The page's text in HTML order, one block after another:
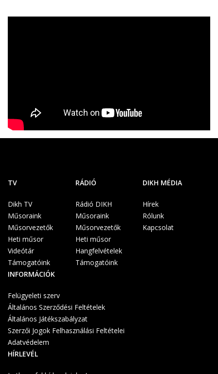
TV
Dikh TV
Műsoraink
Műsorvezetők
Heti műsor
Videótár
Támogatóink
RÁDIÓ
Rádió DIKH
Műsoraink
Műsorvezetők
Heti műsor
Hangfelvételek
Támogatóink
DIKH MÉDIA
Hírek
Rólunk
Kapcsolat
INFORMÁCIÓK
Felügyeleti szerv
Általános Szerződési Feltételek
Általános Játékszabályzat
Szerzői Jogok Felhasználási Feltételei
Adatvédelem
HÍRLEVÉL